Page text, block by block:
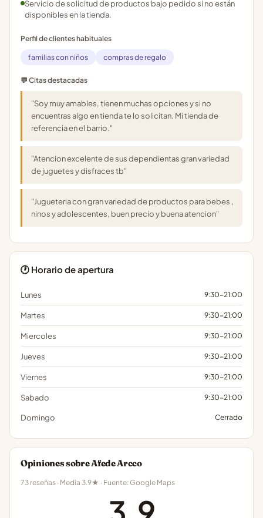
Servicio de solicitud de productos bajo pedido si no están
disponibles en la tienda.
Perfil de clientes habituales
familias con niños compras de regalo
💬 Citas destacadas
"Soy muy amables, tienen muchas opciones y si no
encuentras algo en tienda te lo solicitan. Mi tienda de
referencia en el barrio."
"Atencion excelente de sus dependientas gran variedad
de juguetes y disfraces tb"
"Jugueteria con gran variedad de productos para bebes ,
ninos y adolescentes, buen precio y buena atencion"
🕐 Horario de apertura
Lunes 9:30-21:00
Martes 9:30-21:00
Miercoles 9:30-21:00
Jueves 9:30-21:00
Viernes 9:30-21:00
Sabado 9:30-21:00
Domingo Cerrado
Opiniones sobre Afede Arcco
73 reseñas · Media 3.9★ · Fuente: Google Maps